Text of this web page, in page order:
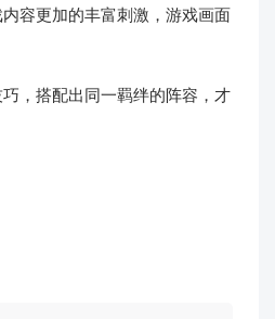
容更加的丰富刺激，游戏画面
，搭配出同一羁绊的阵容，才